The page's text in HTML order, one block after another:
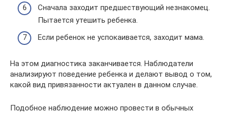
Сначала заходит предшествующий незнакомец.
Пытается утешить ребенка.
Если ребенок не успокаивается, заходит мама.
На этом диагностика заканчивается. Наблюдатели
анализируют поведение ребенка и делают вывод о том,
какой вид привязанности актуален в данном случае.
Подобное наблюдение можно провести в обычных